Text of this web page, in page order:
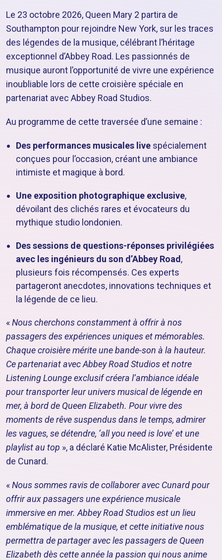
Le 23 octobre 2026, Queen Mary 2 partira de
Southampton pour rejoindre New York, sur les traces
des légendes de la musique, célébrant l’héritage
exceptionnel d’Abbey Road. Les passionnés de
musique auront l’opportunité de vivre une expérience
inoubliable lors de cette croisière spéciale en
partenariat avec Abbey Road Studios.
Au programme de cette traversée d’une semaine :
Des performances musicales live spécialement
conçues pour l’occasion, créant une ambiance
intimiste et magique à bord.
Une exposition photographique exclusive,
dévoilant des clichés rares et évocateurs du
mythique studio londonien.
Des sessions de questions-réponses privilégiées
avec les ingénieurs du son d’Abbey Road,
plusieurs fois récompensés. Ces experts
partageront anecdotes, innovations techniques et
la légende de ce lieu.
«Nous cherchons constamment à offrir à nos
passagers des expériences uniques et mémorables.
Chaque croisière mérite une bande-son à la hauteur.
Ce partenariat avec Abbey Road Studios et notre
Listening Lounge exclusif créera l’ambiance idéale
pour transporter leur univers musical de légende en
mer, à bord de Queen Elizabeth. Pour vivre des
moments de rêve suspendus dans le temps, admirer
les vagues, se détendre, ‘all you need is love’ et une
playlist au top », a déclaré Katie McAlister, Présidente
de Cunard.
«Nous sommes ravis de collaborer avec Cunard pour
offrir aux passagers une expérience musicale
immersive en mer. Abbey Road Studios est un lieu
emblématique de la musique, et cette initiative nous
permettra de partager avec les passagers de Queen
Elizabeth dès cette année la passion qui nous anime